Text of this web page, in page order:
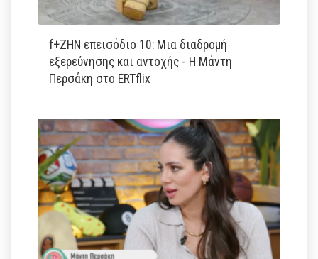
f+ΖΗΝ επεισόδιο 10: Μια διαδρομή
εξερεύνησης και αντοχής - Η Μάντη
Περσάκη στο ERTflix